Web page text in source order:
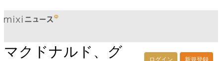
ログイン 新規登録
マクドナルド、グ